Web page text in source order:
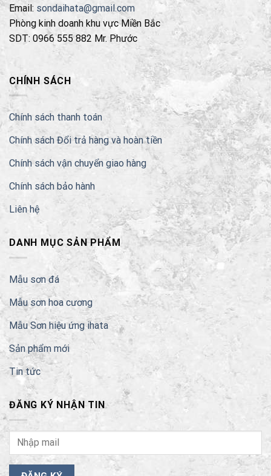
Email: sondaihata@gmail.com
Phòng kinh doanh khu vực Miền Bắc
SDT: 0966 555 882 Mr. Phước
CHÍNH SÁCH
Chính sách thanh toán
Chính sách Đổi trả hàng và hoàn tiền
Chính sách vận chuyển giao hàng
Chính sách bảo hành
Liên hệ
DANH MỤC SẢN PHẨM
Mẫu sơn đá
Mẫu sơn hoa cương
Mẫu Sơn hiệu ứng ihata
Sản phẩm mới
Tin tức
ĐĂNG KÝ NHẬN TIN